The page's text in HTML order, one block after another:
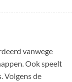
vanwege
Ook speelt
Volgens de